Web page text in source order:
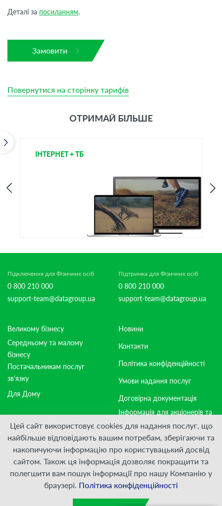
Деталі за посиланням.
Замовити
Повернутися на сторінку тарифів
ОТРИМАЙ БІЛЬШЕ
ІНТЕРНЕТ + ТБ
Підключення для Фізичних осіб
0 800 210 000
support-team@datagroup.ua
Підтримка для Фізичних осіб
0 800 210 000
support-team@datagroup.ua
Великому бізнесу
Середньому та малому
бізнесу
Постачальникам послуг
зв'язку
Для Дому
Новини
Контакти
Політика конфіденційності
Умови надання послуг
Договірна документація
Інформація для акціонерів та
стейкхолдерів
Приєднуйтесь:
© ПрАТ "ДАТАГРУП", 2000 — 2026
Цей сайт використовує cookies для надання послуг, що
найбільше відповідають вашим потребам, зберігаючи та
накопичуючи інформацію про користувацький досвід
сайтом. Також ця інформація дозволяє покращити та
полегшити вам пошук інформації про нашу Компанію у
браузері. Політика конфіденційності